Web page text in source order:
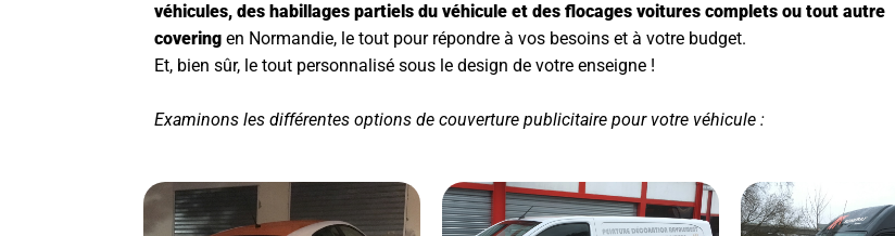
véhicules, des habillages partiels du véhicule et des flocages voitures complets ou tout autre
covering en Normandie, le tout pour répondre à vos besoins et à votre budget.
Et, bien sûr, le tout personnalisé sous le design de votre enseigne !
Examinons les différentes options de couverture publicitaire pour votre véhicule :